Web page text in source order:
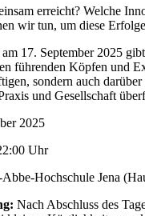
erreicht? Welche
wir tun, um diese
17. September 2025
führenden Köpfen und
sondern auch
und Gesellschaft
2025
Uhr
Hochschule Jena
Nach Abschluss des